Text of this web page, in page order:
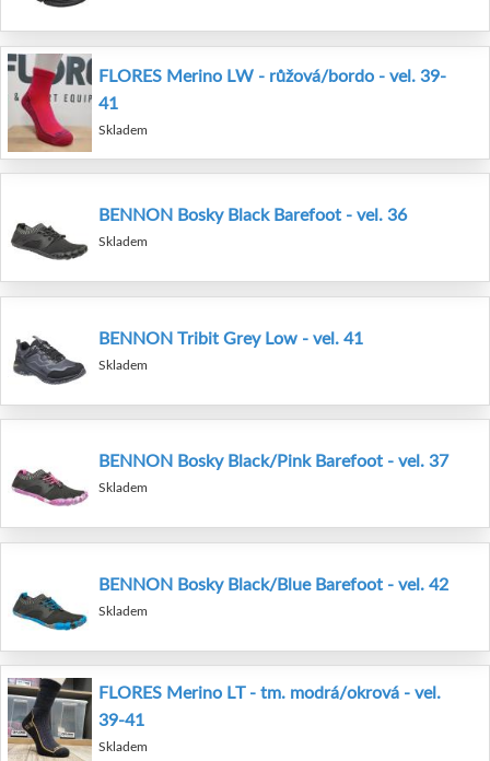
FLORES Merino LW - růžová/bordo - vel. 39-
41
Skladem
BENNON Bosky Black Barefoot - vel. 36
Skladem
BENNON Tribit Grey Low - vel. 41
Skladem
BENNON Bosky Black/Pink Barefoot - vel. 37
Skladem
BENNON Bosky Black/Blue Barefoot - vel. 42
Skladem
FLORES Merino LT - tm. modrá/okrová - vel.
39-41
Skladem